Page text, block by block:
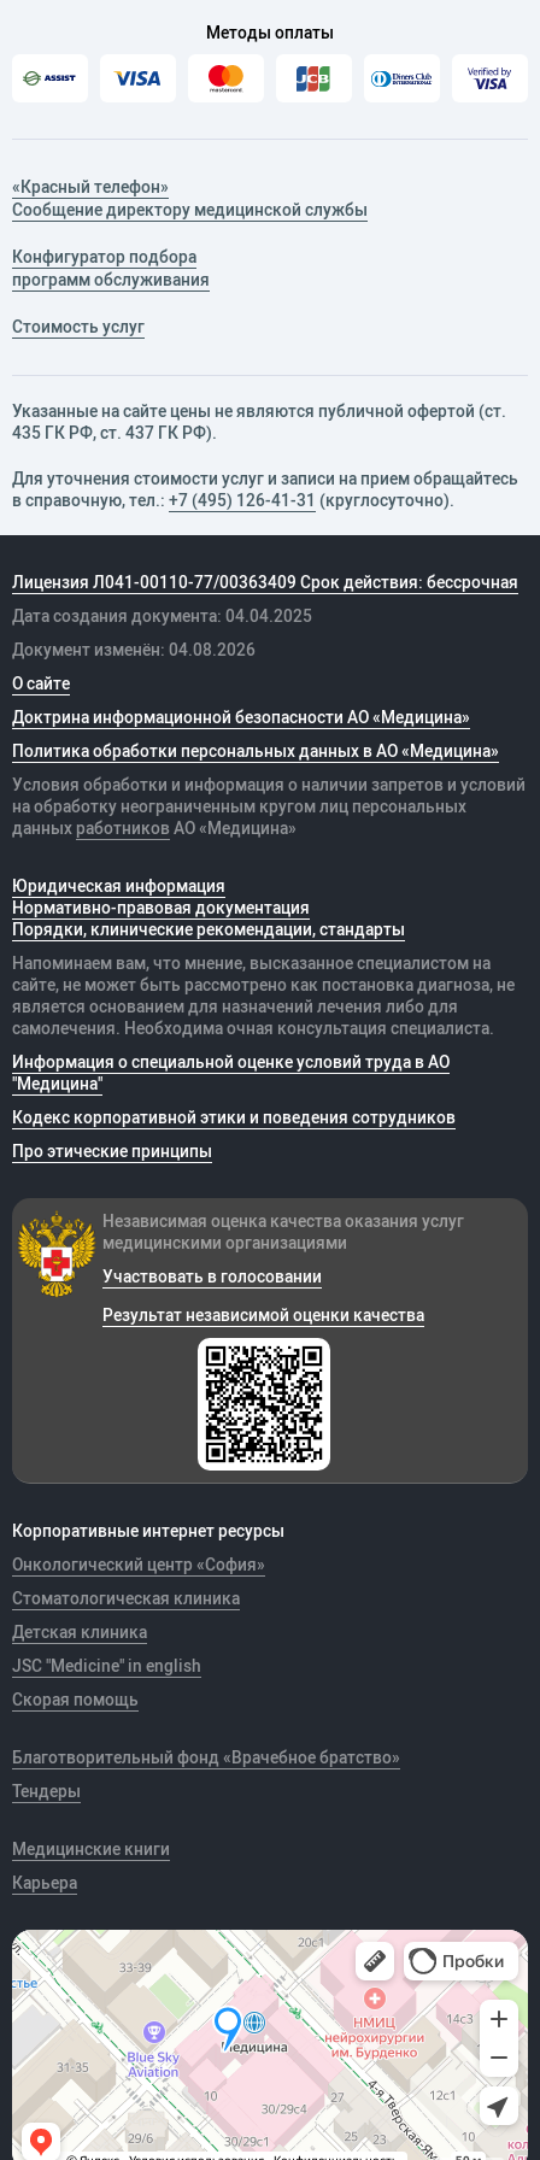
Методы оплаты
«Красный телефон»
Сообщение директору медицинской службы
Конфигуратор подбора
программ обслуживания
Стоимость услуг
Указанные на сайте цены не являются публичной офертой (ст.
435 ГК РФ, cт. 437 ГК РФ).
Для уточнения стоимости услуг и записи на прием обращайтесь
в справочную, тел.: +7 (495) 126-41-31 (круглосуточно).
Лицензия Л041-00110-77/00363409 Срок действия: бессрочная
Дата создания документа: 04.04.2025
Документ изменён: 04.08.2026
О сайте
Доктрина информационной безопасности АО «Медицина»
Политика обработки персональных данных в АО «Медицина»
Условия обработки и информация о наличии запретов и условий
на обработку неограниченным кругом лиц персональных
данных работников АО «Медицина»
Юридическая информация
Нормативно-правовая документация
Порядки, клинические рекомендации, стандарты
Напоминаем вам, что мнение, высказанное специалистом на
сайте, не может быть рассмотрено как постановка диагноза, не
является основанием для назначений лечения либо для
самолечения. Необходима очная консультация специалиста.
Информация о специальной оценке условий труда в АО
"Медицина"
Кодекс корпоративной этики и поведения сотрудников
Про этические принципы
Корпоративные интернет ресурсы
Онкологический центр «София»
Стоматологическая клиника
Детская клиника
JSC "Medicine" in english
Скорая помощь
Благотворительный фонд «Врачебное братство»
Тендеры
Медицинские книги
Карьера
Независимая оценка качества оказания услуг
медицинскими организациями
Участвовать в голосовании
Результат независимой оценки качества